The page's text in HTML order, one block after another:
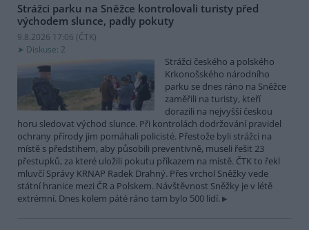
Strážci parku na Sněžce kontrolovali turisty před
východem slunce, padly pokuty
9.8.2026 17:06 (ČTK)
Diskuse: 2
Strážci českého a polského
Krkonošského národního
parku se dnes ráno na Sněžce
zaměřili na turisty, kteří
dorazili na nejvyšší českou
horu sledovat východ slunce. Při kontrolách dodržování pravidel
ochrany přírody jim pomáhali policisté. Přestože byli strážci na
místě s předstihem, aby působili preventivně, museli řešit 23
přestupků, za které uložili pokutu příkazem na místě. ČTK to řekl
mluvčí Správy KRNAP Radek Drahný. Přes vrchol Sněžky vede
státní hranice mezi ČR a Polskem. Návštěvnost Sněžky je v létě
extrémní. Dnes kolem páté ráno tam bylo 500 lidí.